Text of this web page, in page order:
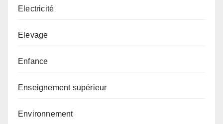
Electricité
Elevage
Enfance
Enseignement supérieur
Environnement